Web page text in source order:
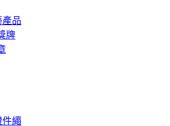
產品
牌
件繩